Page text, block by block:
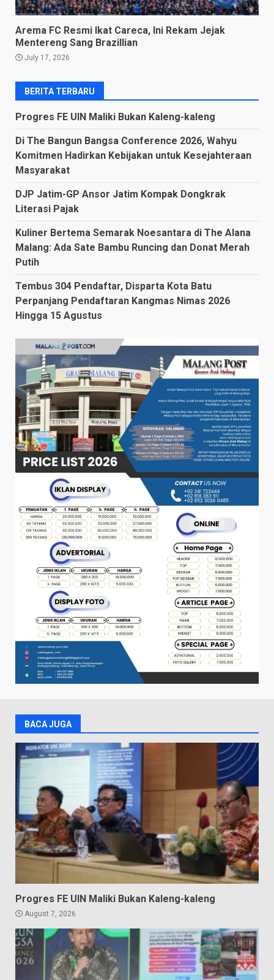
Arema FC Resmi Ikat Careca, Ini Rekam Jejak
Mentereng Sang Brazillian
July 17, 2026
BERITA TERBARU
Progres FE UIN Maliki Bukan Kaleng-kaleng
Di The Bangun Bangsa Conference 2026, Wahyu
Komitmen Hadirkan Kebijakan untuk Kesejahteraan
Masyarakat
DJP Jatim-GP Ansor Jatim Kompak Dongkrak
Literasi Pajak
Kuliner Bertema Semarak Noesantara di The Alana
Malang: Ada Sate Bambu Runcing dan Donat Merah
Putih
Tembus 304 Pendaftar, Disparta Kota Batu
Perpanjang Pendaftaran Kangmas Nimas 2026
Hingga 15 Agustus
BACA JUGA
Progres FE UIN Maliki Bukan Kaleng-kaleng
August 7, 2026